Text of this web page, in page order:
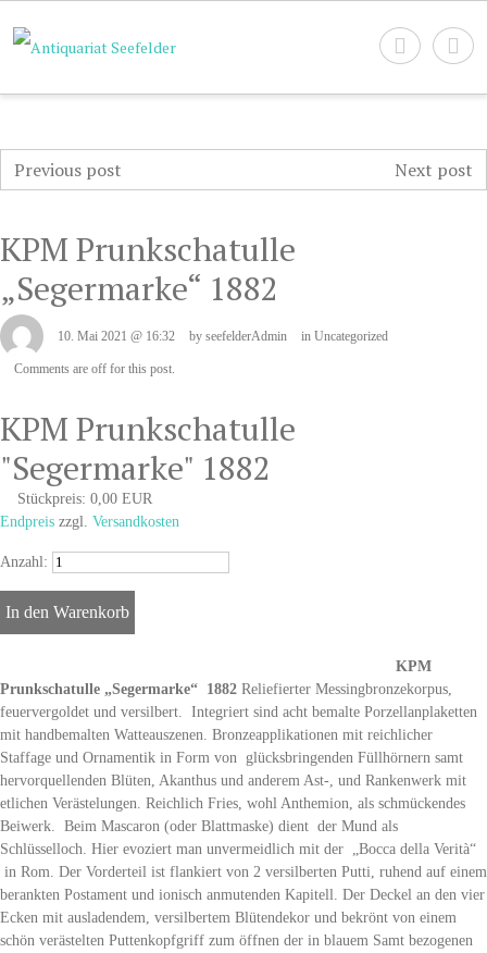
Previous post Next post
KPM Prunkschatulle
„Segermarke“ 1882
10. Mai 2021 @ 16:32 by seefelderAdmin in Uncategorized
Comments are off for this post.
KPM Prunkschatulle
"Segermarke" 1882
Stückpreis: 0,00 EUR
Endpreis zzgl. Versandkosten
Anzahl:
KPM
Prunkschatulle „Segermarke“ 1882 Reliefierter Messingbronzekorpus,
feuervergoldet und versilbert. Integriert sind acht bemalte Porzellanplaketten
mit handbemalten Watteauszenen. Bronzeapplikationen mit reichlicher
Staffage und Ornamentik in Form von glücksbringenden Füllhörnern samt
hervorquellenden Blüten, Akanthus und anderem Ast-, und Rankenwerk mit
etlichen Verästelungen. Reichlich Fries, wohl Anthemion, als schmückendes
Beiwerk. Beim Mascaron (oder Blattmaske) dient der Mund als
Schlüsselloch. Hier evoziert man unvermeidlich mit der „Bocca della Verità“
in Rom. Der Vorderteil ist flankiert von 2 versilberten Putti, ruhend auf einem
berankten Postament und ionisch anmutenden Kapitell. Der Deckel an den vier
Ecken mit ausladendem, versilbertem Blütendekor und bekrönt von einem
schön verästelten Puttenkopfgriff zum öffnen der in blauem Samt bezogenen